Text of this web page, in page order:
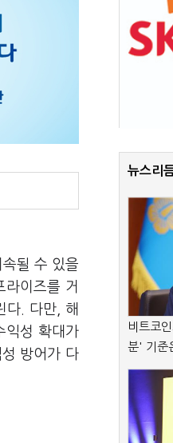
될 수 있을
이즈를 거
다. 다만, 해
익성 확대가
방어가 다
뉴스리
비트코
분' 기준